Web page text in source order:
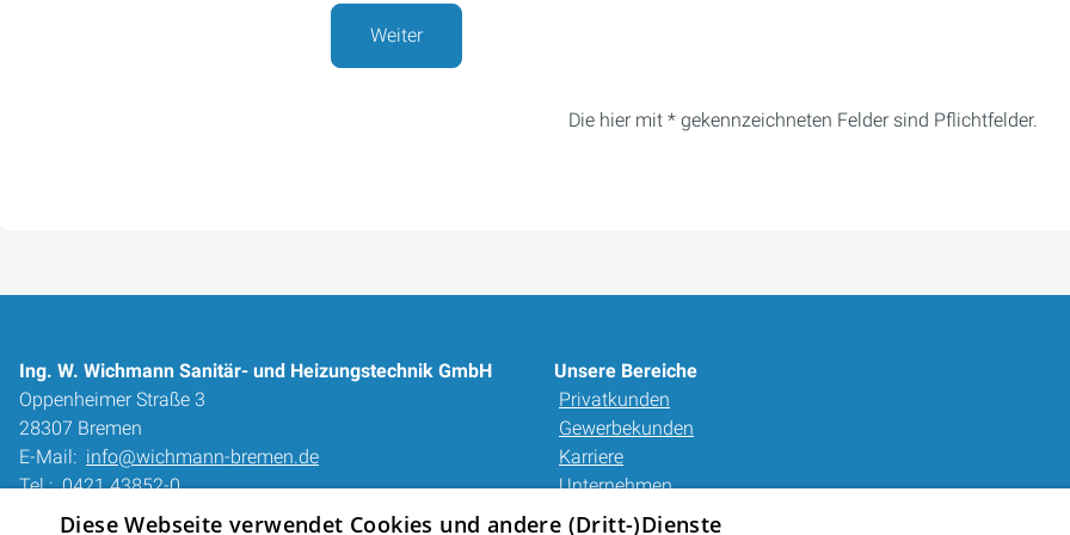
Weiter
Die hier mit * gekennzeichneten Felder sind Pflichtfelder.
Ing. W. Wichmann Sanitär- und Heizungstechnik GmbH
Oppenheimer Straße 3
28307 Bremen
E-Mail: info@wichmann-bremen.de
Tel.: 0421 43852-0
Unsere Bereiche
Privatkunden
Gewerbekunden
Karriere
Unternehmen
Kontakt
Diese Webseite verwendet Cookies und andere (Dritt-)Dienste